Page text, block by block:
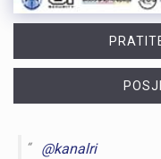
@kanalri